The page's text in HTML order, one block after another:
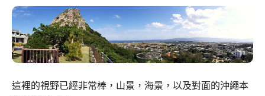
這裡的視野已經非常棒，山景，海景，以及對面的沖繩本